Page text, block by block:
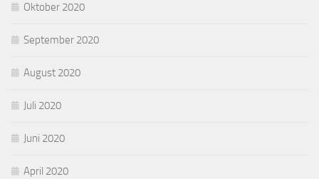
Oktober 2020
September 2020
August 2020
Juli 2020
Juni 2020
April 2020